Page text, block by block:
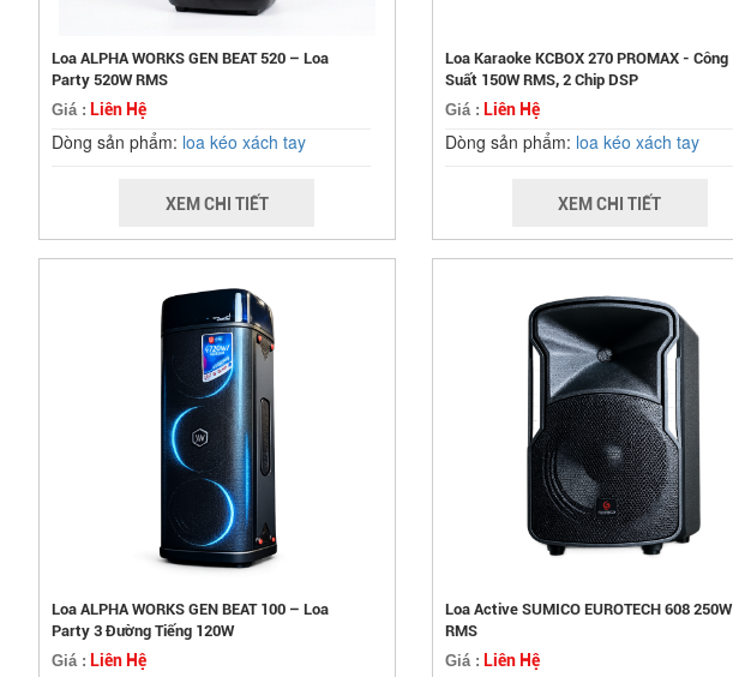
Loa ALPHA WORKS GEN BEAT 520 – Loa
Party 520W RMS
Giá : Liên Hệ
Dòng sản phẩm: loa kéo xách tay
XEM CHI TIẾT
Loa Karaoke KCBOX 270 PROMAX - Công
Suất 150W RMS, 2 Chip DSP
Giá : Liên Hệ
Dòng sản phẩm: loa kéo xách tay
XEM CHI TIẾT
Loa ALPHA WORKS GEN BEAT 100 – Loa
Party 3 Đường Tiếng 120W
Giá : Liên Hệ
Loa Active SUMICO EUROTECH 608 250W
RMS
Giá : Liên Hệ